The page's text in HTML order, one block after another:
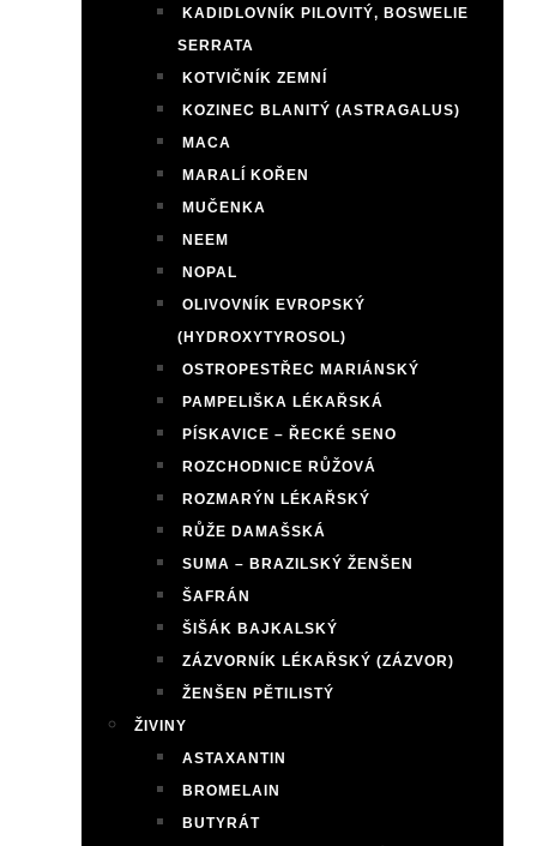
KADIDLOVNÍK PILOVITÝ, BOSWELIE
SERRATA
KOTVIČNÍK ZEMNÍ
KOZINEC BLANITÝ (ASTRAGALUS)
MACA
MARALÍ KOŘEN
MUČENKA
NEEM
NOPAL
OLIVOVNÍK EVROPSKÝ
(HYDROXYTYROSOL)
OSTROPESTŘEC MARIÁNSKÝ
PAMPELIŠKA LÉKAŘSKÁ
PÍSKAVICE – ŘECKÉ SENO
ROZCHODNICE RŮŽOVÁ
ROZMARÝN LÉKAŘSKÝ
RŮŽE DAMAŠSKÁ
SUMA – BRAZILSKÝ ŽENŠEN
ŠAFRÁN
ŠIŠÁK BAJKALSKÝ
ZÁZVORNÍK LÉKAŘSKÝ (ZÁZVOR)
ŽENŠEN PĚTILISTÝ
ŽIVINY
ASTAXANTIN
BROMELAIN
BUTYRÁT